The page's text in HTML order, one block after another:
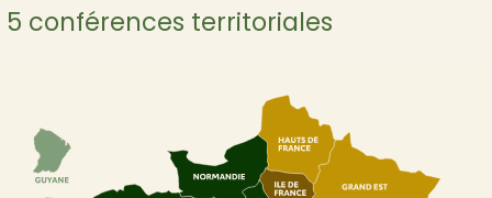
5 conférences territoriales